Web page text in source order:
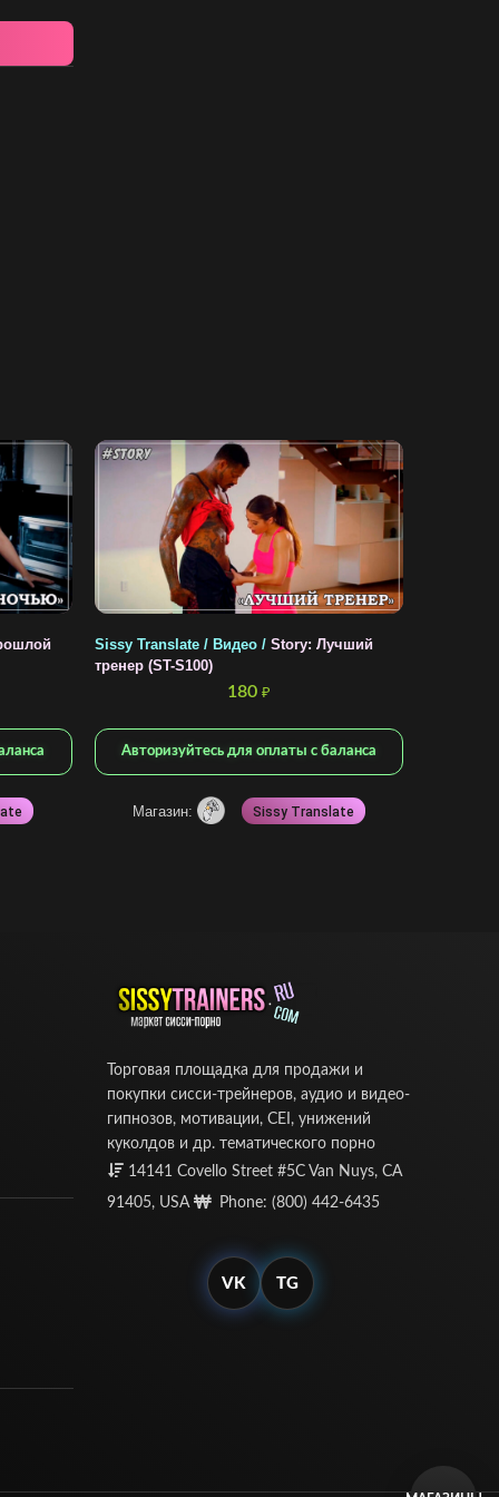
Sissy Translate / Видео /Story: Лучший
тренер (ST-S100)
180 ₽
Авторизуйтесь для оплаты с баланса
Магазин: Sissy Translate
Торговая площадка для продажи и
покупки сисси-трейнеров, аудио и видео-
гипнозов, мотивации, CEI, унижений
куколдов и др. тематического порно
14141 Covello Street #5C Van Nuys, CA
91405, USA
Phone: (800) 442-6435
VK TG